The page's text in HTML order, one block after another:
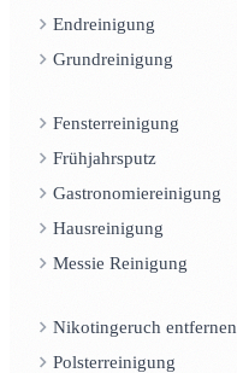
Endreinigung
Grundreinigung
Fensterreinigung
Frühjahrsputz
Gastronomiereinigung
Hausreinigung
Messie Reinigung
Nikotingeruch entfernen
Polsterreinigung